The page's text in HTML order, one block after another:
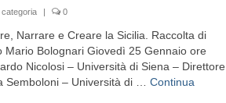
| 0
Narrare e Creare la Sicilia. Raccolta di
Mario Bolognari Giovedì 25 Gennaio ore
Nicolosi – Università di Siena – Direttore
Semboloni – Università di … Continua